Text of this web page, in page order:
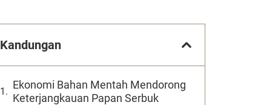
Kandungan
Ekonomi Bahan Mentah Mendorong
Keterjangkauan Papan Serbuk